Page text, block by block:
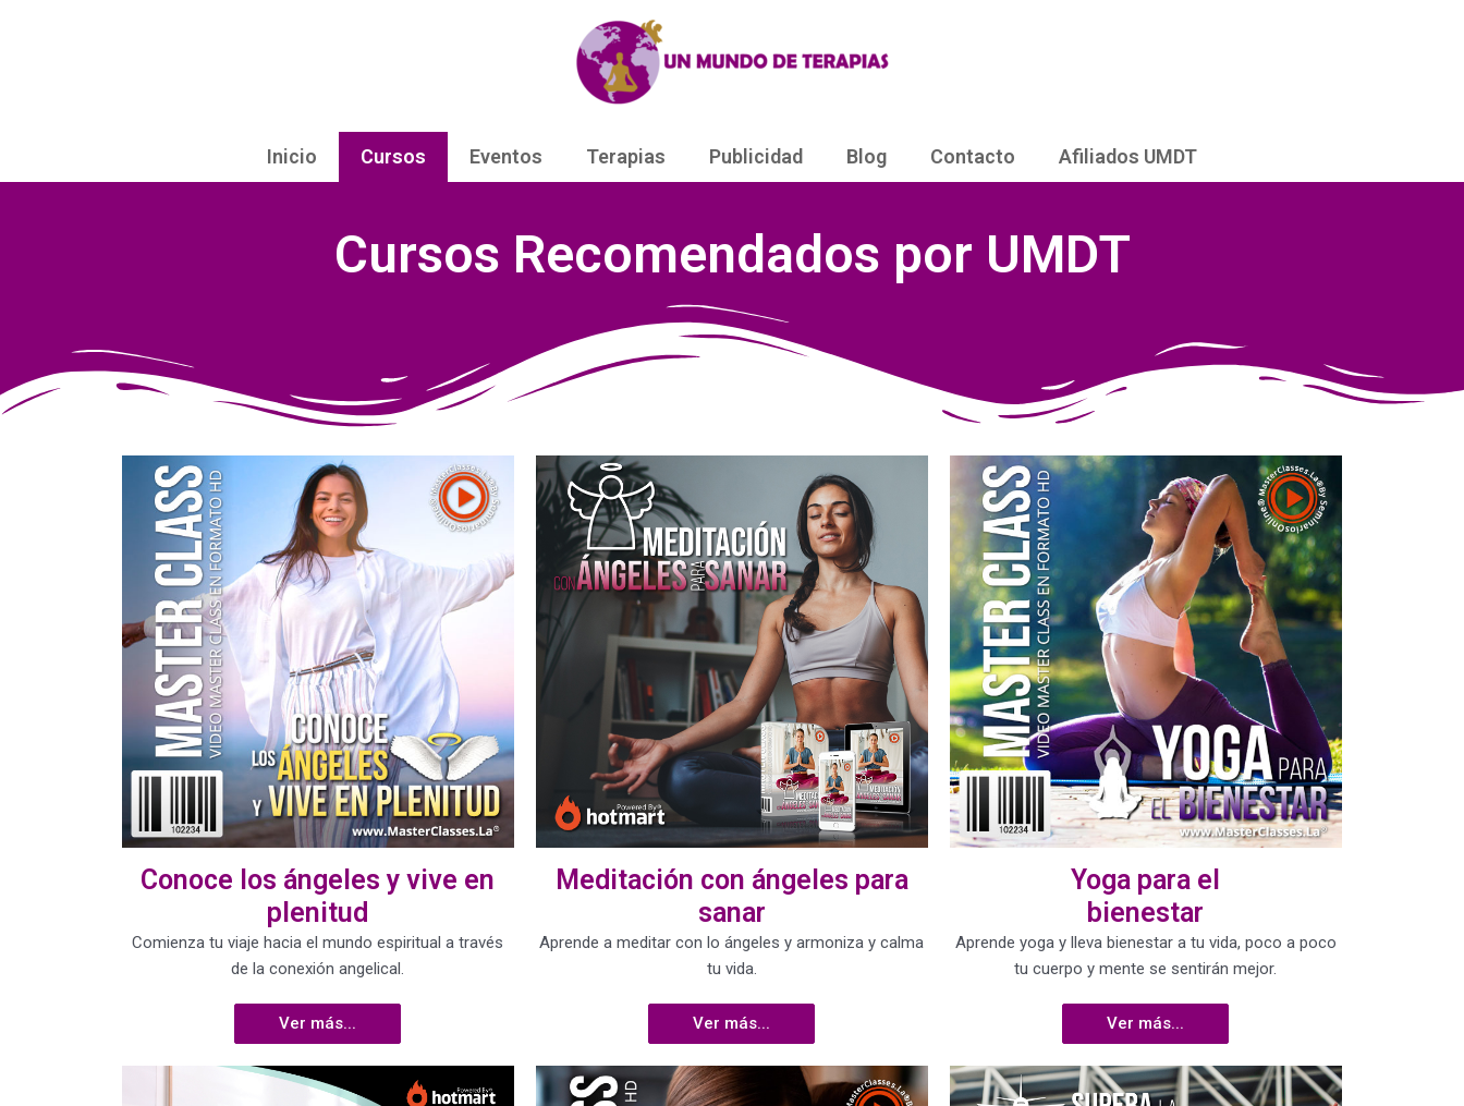
Inicio Cursos Eventos Terapias Publicidad Blog Contacto Afiliados UMDT
Cursos Recomendados por UMDT
Conoce los ángeles y vive en
plenitud
Comienza tu viaje hacia el mundo espiritual a través
de la conexión angelical.
Ver más...
Meditación con ángeles para
sanar
Aprende a meditar con lo ángeles y armoniza y calma
tu vida.
Ver más...
Yoga para el
bienestar
Aprende yoga y lleva bienestar a tu vida, poco a poco
tu cuerpo y mente se sentirán mejor.
Ver más...